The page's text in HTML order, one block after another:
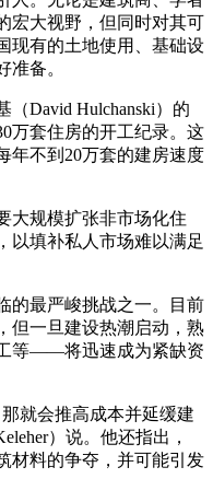
宏大视野，但同时对其可
现有的土地使用、基础设
准备。
David Hulchanski）的
万套住房的开工纪录。这
年不到20万套的建房速度
大规模扩张非市场化住
以填补私人市场难以满足
的最严峻挑战之一。目前
但一旦建设热潮启动，熟
等——将迅速成为紧缺资
就会推高成本并延缓建
）说。他还指出，
材料的争夺，并可能引发